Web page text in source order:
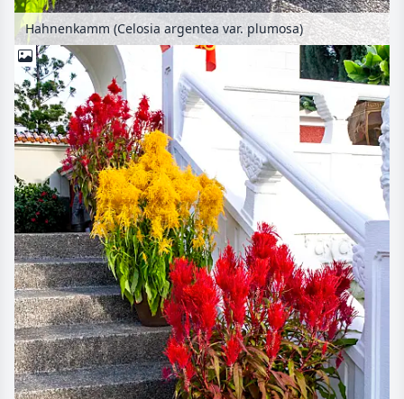
Hahnenkamm (Celosia argentea var. plumosa)